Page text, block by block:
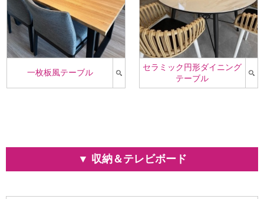
一枚板風テーブル
セラミック円形ダイニング
テーブル
▼ 収納＆テレビボード